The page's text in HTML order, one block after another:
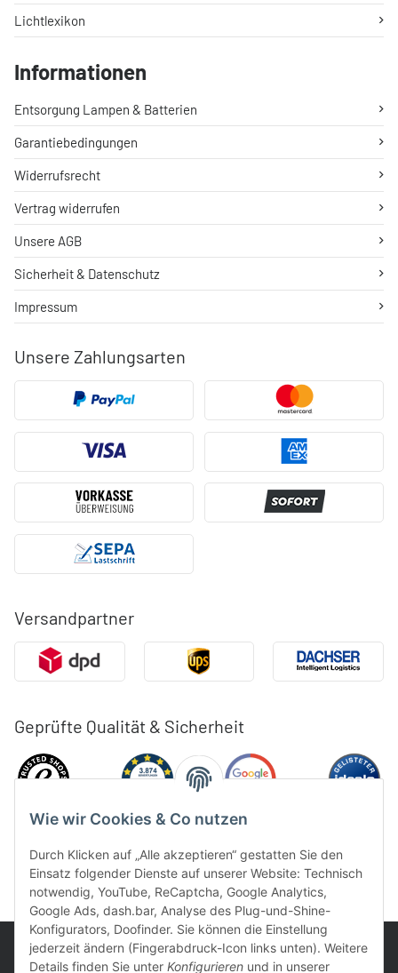
Wie wir Cookies & Co nutzen
Durch Klicken auf „Alle akzeptieren“ gestatten Sie den
Einsatz folgender Dienste auf unserer Website: Technisch
notwendig, YouTube, ReCaptcha, Google Analytics,
Google Ads, dash.bar, Analyse des Plug-und-Shine-
Konfigurators, Doofinder. Sie können die Einstellung
jederzeit ändern (Fingerabdruck-Icon links unten). Weitere
Details finden Sie unter Konfigurieren und in unserer
Unsere Zahlungsarten
Versandpartner
Geprüfte Qualität & Sicherheit
Lichtlexikon
Informationen
Entsorgung Lampen & Batterien
Garantiebedingungen
Widerrufsrecht
Vertrag widerrufen
Unsere AGB
Sicherheit & Datenschutz
Impressum